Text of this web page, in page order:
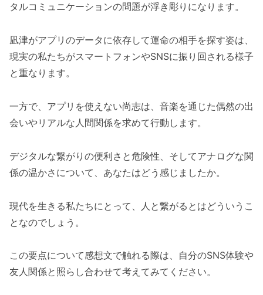
タルコミュニケーションの問題が浮き彫りになります。
凪津がアプリのデータに依存して運命の相手を探す姿は、
現実の私たちがスマートフォンやSNSに振り回される様子
と重なります。
一方で、アプリを使えない尚志は、音楽を通じた偶然の出
会いやリアルな人間関係を求めて行動します。
デジタルな繋がりの便利さと危険性、そしてアナログな関
係の温かさについて、あなたはどう感じましたか。
現代を生きる私たちにとって、人と繋がるとはどういうこ
となのでしょう。
この要点について感想文で触れる際は、自分のSNS体験や
友人関係と照らし合わせて考えてみてください。